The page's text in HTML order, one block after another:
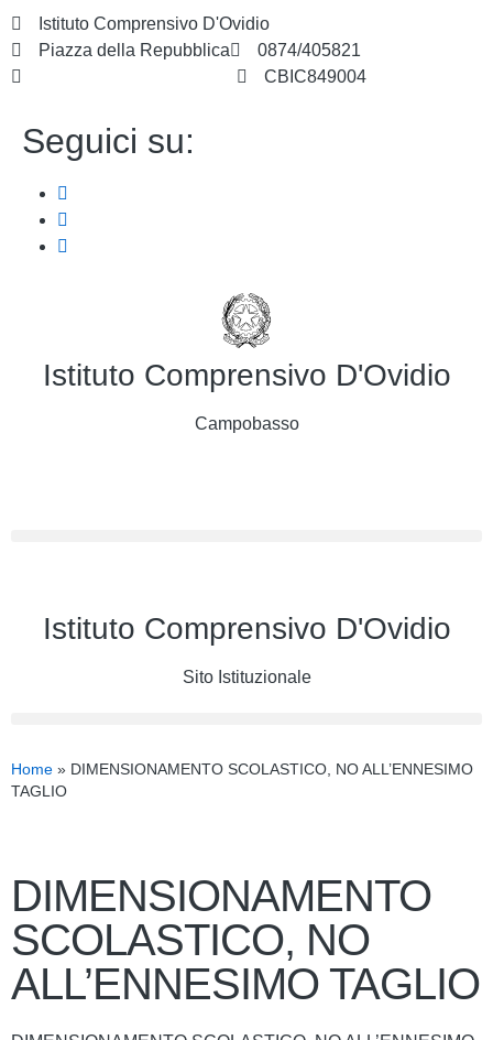
Istituto Comprensivo D'Ovidio
Piazza della Repubblica
0874/405821
CBIC849004
Seguici su:
Istituto Comprensivo D'Ovidio
Campobasso
Istituto Comprensivo D'Ovidio
Sito Istituzionale
Home » DIMENSIONAMENTO SCOLASTICO, NO ALL’ENNESIMO
TAGLIO
DIMENSIONAMENTO
SCOLASTICO, NO
ALL’ENNESIMO TAGLIO